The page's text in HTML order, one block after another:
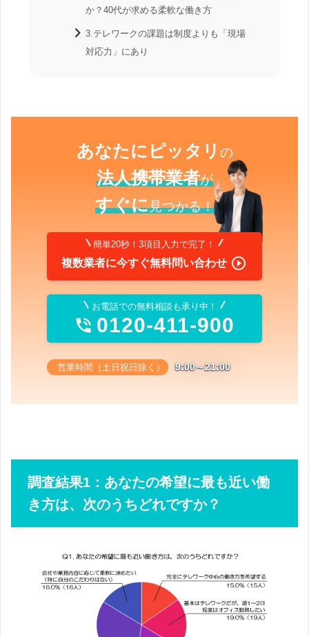
か？40代が求める柔軟な働き方
3.テレワークの課題は制度よりも「現場
対応力」にあり
あなたにピッタリ の
法人携帯業者が
すぐに見つかる！
簡単20秒！3項目入力で完了！
複数業者に今すぐ無料問い合わせ 
お電話での無料相談も承り中！
 0120-411-900
営業時間（土日祝日除く） 9:00～21:00
調査結果1：あなたの希望に最も近い働
き方は、次のうちどれですか？